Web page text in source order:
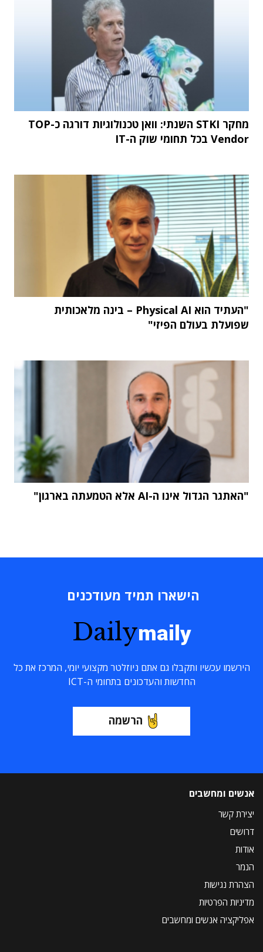
מחקר STKI השנתי: וואן טכנולוגיות דורגה כ-TOP
Vendor בכל תחומי שוק ה-IT
"העתיד הוא Physical AI – בינה מלאכותית
שפועלת בעולם הפיזי"
"האתגר הגדול אינו ה-AI אלא הטמעתה בארגון"
הישארו תמיד מעודכנים
Dailymaily
הירשמו עכשיו ותקבלו גם אתם ניוזלטר מקצועי יומי, המרכז את כל
החדשות והעדכונים בתחומי ה-ICT
הרשמה
אנשים ומחשבים
יצירת קשר
דרושים
אודות
הנמר
הצהרת נגישות
מדיניות הפרטיות
אפליקציה אנשים ומחשבים